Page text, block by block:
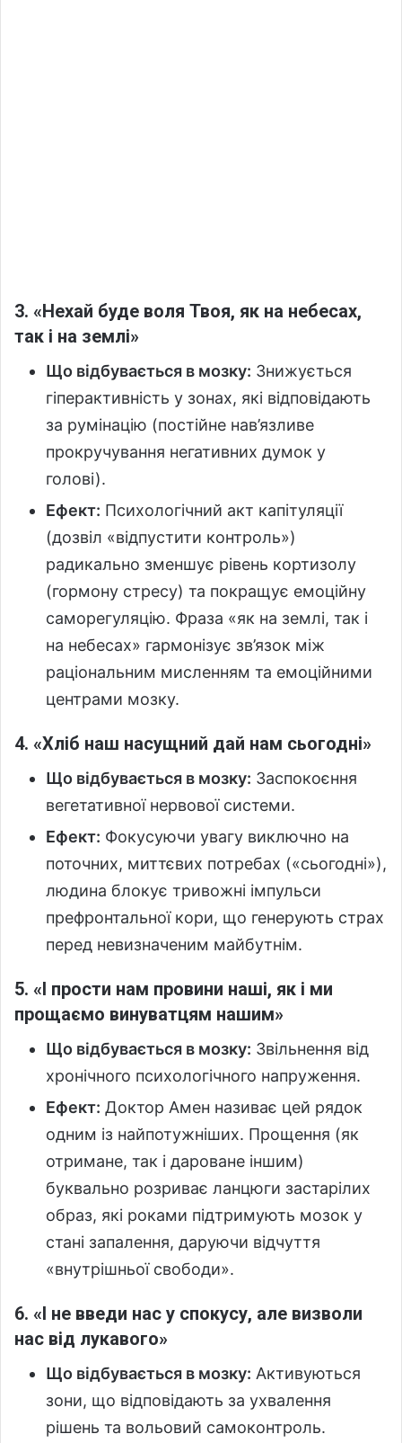
3. «Нехай буде воля Твоя, як на небесах,
так і на землі»
Що відбувається в мозку: Знижується
гіперактивність у зонах, які відповідають
за румінацію (постійне нав’язливе
прокручування негативних думок у
голові).
Ефект: Психологічний акт капітуляції
(дозвіл «відпустити контроль»)
радикально зменшує рівень кортизолу
(гормону стресу) та покращує емоційну
саморегуляцію. Фраза «як на землі, так і
на небесах» гармонізує зв’язок між
раціональним мисленням та емоційними
центрами мозку.
4. «Хліб наш насущний дай нам сьогодні»
Що відбувається в мозку: Заспокоєння
вегетативної нервової системи.
Ефект: Фокусуючи увагу виключно на
поточних, миттєвих потребах («сьогодні»),
людина блокує тривожні імпульси
префронтальної кори, що генерують страх
перед невизначеним майбутнім.
5. «І прости нам провини наші, як і ми
прощаємо винуватцям нашим»
Що відбувається в мозку: Звільнення від
хронічного психологічного напруження.
Ефект: Доктор Амен називає цей рядок
одним із найпотужніших. Прощення (як
отримане, так і дароване іншим)
буквально розриває ланцюги застарілих
образ, які роками підтримують мозок у
стані запалення, даруючи відчуття
«внутрішньої свободи».
6. «І не введи нас у спокусу, але визволи
нас від лукавого»
Що відбувається в мозку: Активуються
зони, що відповідають за ухвалення
рішень та вольовий самоконтроль.